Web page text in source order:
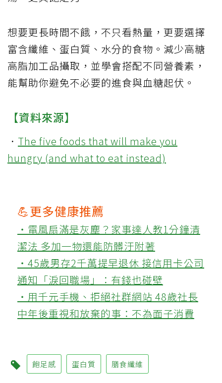
想要更長時間不餓，不只看熱量，更要選擇
富含纖維、蛋白質、水分的食物。減少高糖
高脂加工品攝取，並學會搭配不同營養素，
能幫助你避免不必要的進食與血糖起伏。
【資料來源】
． The five foods that will make you
hungry (and what to eat instead)
💪更多健康推薦
‧電風扇滿是灰塵？家事達人教1分鐘清
潔法 多加一物還能防髒汙附著
‧45歲男存2千萬提早退休 接信用卡公司
通知「淚回職場」：有錢也碰壁
‧用千元手機、拒絕社群網站 48歲社長
中年後重視和放棄的事：不為面子消費
飽足感 蛋白質 膳食纖維